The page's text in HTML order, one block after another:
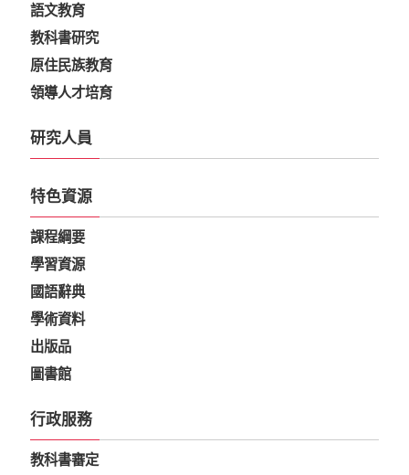
語文教育
教科書研究
原住民族教育
領導人才培育
研究人員
特色資源
課程綱要
學習資源
國語辭典
學術資料
出版品
圖書館
行政服務
教科書審定